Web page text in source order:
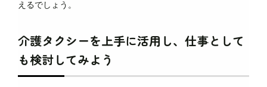
えるでしょう。
介護タクシーを上手に活用し、仕事として
も検討してみよう